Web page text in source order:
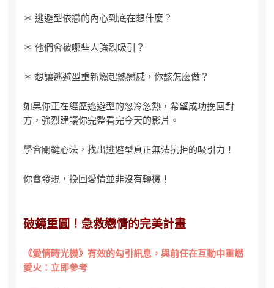
＊ 逃避型依戀的內心到底在想什麼？
＊ 他們會被哪些人強烈吸引？
＊ 想讓逃避型重新燃起熱戀感，你該怎麼做？
如果你正在經歷逃避型的忽冷忽熱，希望成功挽回對
方，強烈建議你完整看完今天的影片。
學會關鍵心法，找出逃避型真正無法抗拒的吸引力！
你會發現，挽回愛情並非沒有轉機！
破鏡重圓！急救戀情的完美計畫
《愛情時光機》有效的勾引訊息，與前任在互動中重燃
愛火：立即參考